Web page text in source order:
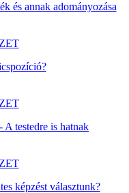
és annak adományozása
A testedre is hatnak
képzést választunk?